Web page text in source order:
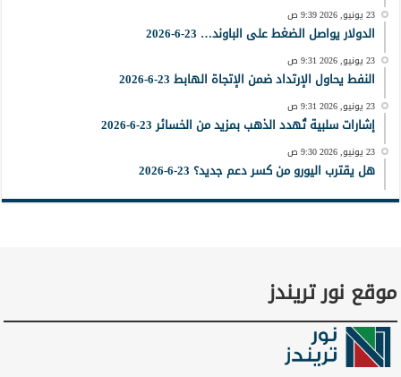
23 يونيو, 2026 9:39 ص
الدولار يواصل الضغط على الباوند… 23-6-2026
23 يونيو, 2026 9:31 ص
النفط يحاول الإرتداد ضمن الإتجاة الهابط 23-6-2026
23 يونيو, 2026 9:31 ص
إشارات سلبية تُهدد الذهب بمزيد من الخسائر 23-6-2026
23 يونيو, 2026 9:30 ص
هل يقترب اليورو من كسر دعم جديد؟ 23-6-2026
موقع نور تريندز